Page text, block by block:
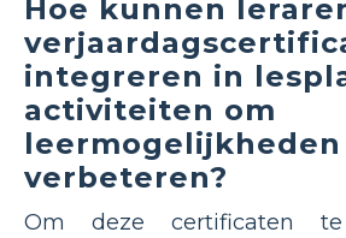
Hoe kunnen
integreren in
activiteiten om
verbeteren?
Om deze certificaten